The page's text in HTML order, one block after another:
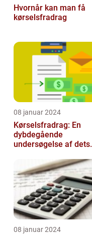
Hvornår kan man få
kørselsfradrag
08 januar 2024
Kørselsfradrag: En
dybdegående
undersøgelse af dets
08 januar 2024